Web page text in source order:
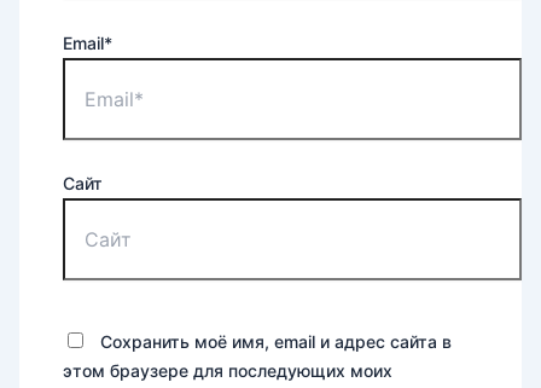
Email*
Сайт
Сохранить моё имя, email и адрес сайта в
этом браузере для последующих моих